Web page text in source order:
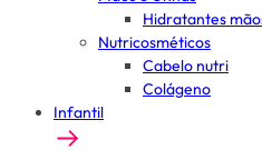
Hidratantes
Nutricosméticos
Cabelo nutri
Colágeno
Infantil